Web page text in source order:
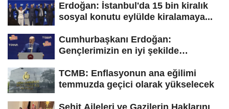
Erdoğan: İstanbul'da 15 bin kiralık
sosyal konutu eylülde kiralamaya...
Cumhurbaşkanı Erdoğan:
Gençlerimizin en iyi şekilde
TCMB: Enflasyonun ana eğilimi
temmuzda geçici olarak yükselecek
Şehit Aileleri ve Gazilerin Haklarını